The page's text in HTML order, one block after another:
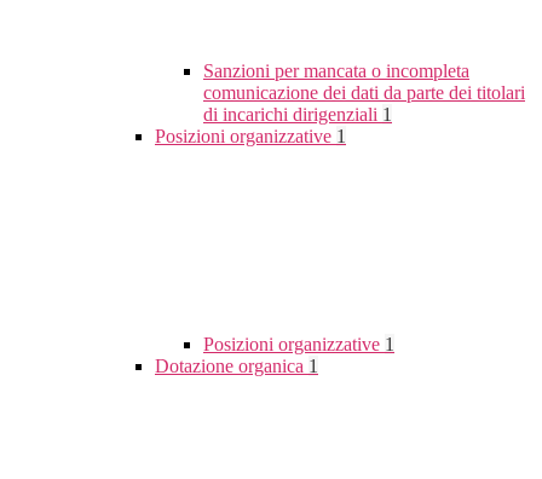
Sanzioni per mancata o incompleta
comunicazione dei dati da parte dei titolari
di incarichi dirigenziali 1
Posizioni organizzative 1
Posizioni organizzative 1
Dotazione organica 1